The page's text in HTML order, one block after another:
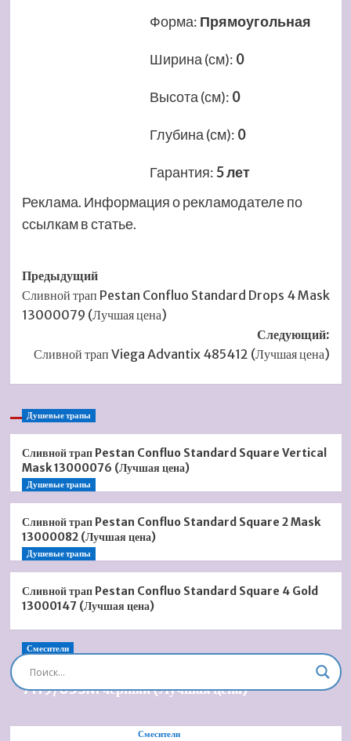
Форма: Прямоугольная
Ширина (см): 0
Высота (см): 0
Глубина (см): 0
Гарантия:5 лет
Реклама. Информация о рекламодателе по
ссылкам в статье.
Навигация
записи
Предыдущий
Сливной трап Pestan Confluo Standard Drops 4 Mask
13000079 (Лучшая цена)
Следующий:
Сливной трап Viega Advantix 485412 (Лучшая цена)
Душевые трапы
Сливной трап Pestan Confluo Standard Square Vertical
Mask 13000076 (Лучшая цена)
Душевые трапы
Сливной трап Pestan Confluo Standard Square 2 Mask
13000082 (Лучшая цена)
Душевые трапы
Сливной трап Pestan Confluo Standard Square 4 Gold
13000147 (Лучшая цена)
Смесители
Душевая система встроенная Timo Briana SX-
7119/03SM черный (Лучшая цена)
Смесители